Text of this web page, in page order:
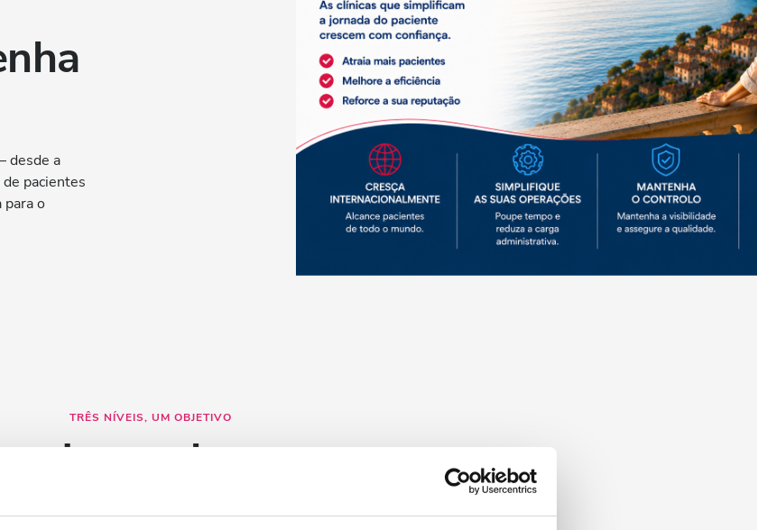
desde a
pacientes
o
TRÊS NÍVEIS, UM OBJETIVO
o valor para o seu
negócio